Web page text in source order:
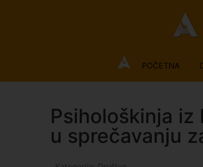
POČETNA
Psihološkinja iz
u sprečavanju